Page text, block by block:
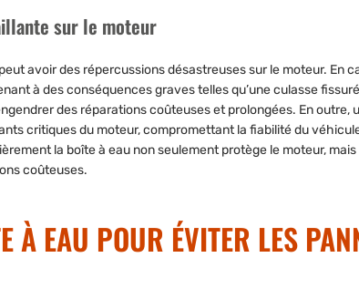
sur le moteur
avoir des répercussions désastreuses sur le moteur. En
à des conséquences graves telles qu’une culasse
des réparations coûteuses et prolongées. En
critiques du moteur, compromettant la fiabilité du
la boîte à eau non seulement protège le moteur,
coûteuses.
À EAU POUR ÉVITER LES